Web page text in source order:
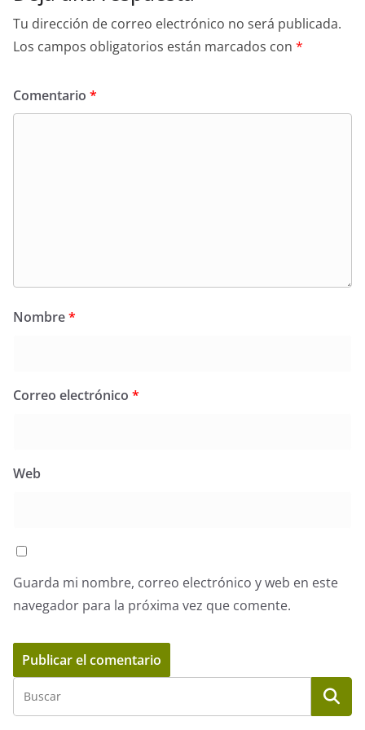
Tu dirección de correo electrónico no será publicada.
Los campos obligatorios están marcados con *
Comentario *
Nombre*
Correo electrónico *
Web
Guarda mi nombre, correo electrónico y web en este
navegador para la próxima vez que comente.